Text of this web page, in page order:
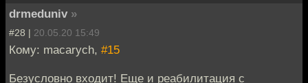
drmeduniv »
#28 | 20.05.20 15:49
Кому: macarych, #15
Безусловно входит! Еще и реабилитация с